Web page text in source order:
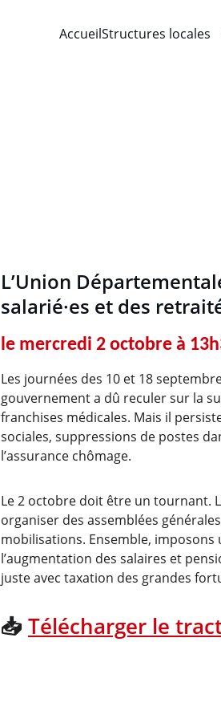
AccueilStructures locales
L’Union
salarié·es et des
le mercredi 2 octobre à
Les journées des 10 et 18
gouvernement a dû reculer sur la
franchises médicales. Mais il
sociales, suppressions de postes
l’assurance chômage.
Le 2 octobre doit être un tournant.
organiser des assemblées
mobilisations. Ensemble,
l’augmentation des salaires et
juste avec taxation des grandes
📥 Télécharger le